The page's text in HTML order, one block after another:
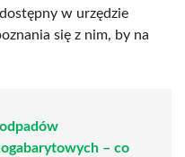
w urzędzie
się z nim, by na
– co